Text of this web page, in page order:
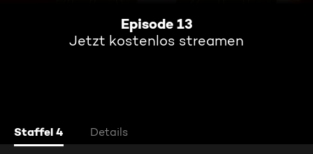
Episode 13
Jetzt kostenlos streamen
Staffel 4 Details